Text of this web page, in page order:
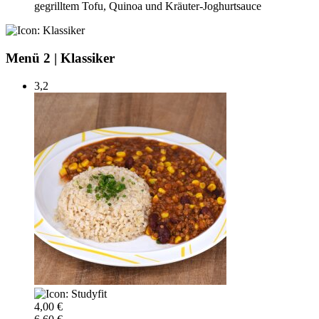
gegrilltem Tofu, Quinoa und Kräuter-Joghurtsauce
Menü 2 | Klassiker
3,2
4,00 €